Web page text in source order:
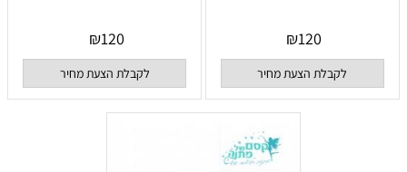
₪120
לקבלת הצעת מחיר
₪120
לקבלת הצעת מחיר